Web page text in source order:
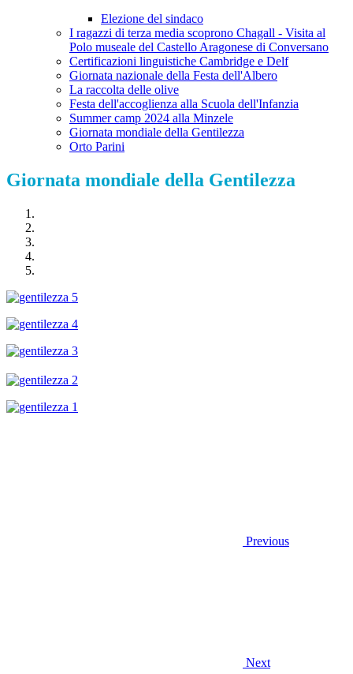
Elezione del sindaco
I ragazzi di terza media scoprono Chagall - Visita al
Polo museale del Castello Aragonese di Conversano
Certificazioni linguistiche Cambridge e Delf
Giornata nazionale della Festa dell'Albero
La raccolta delle olive
Festa dell'accoglienza alla Scuola dell'Infanzia
Summer camp 2024 alla Minzele
Giornata mondiale della Gentilezza
Orto Parini
Giornata mondiale della Gentilezza
Previous
Next